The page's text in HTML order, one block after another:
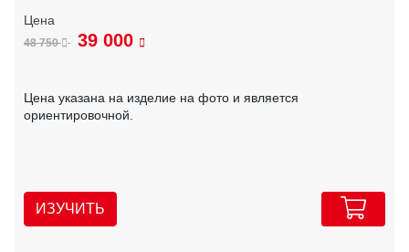
48 750 39 000
Цена указана на изделие на фото и является
ориентировочной.
ИЗУЧИТЬ